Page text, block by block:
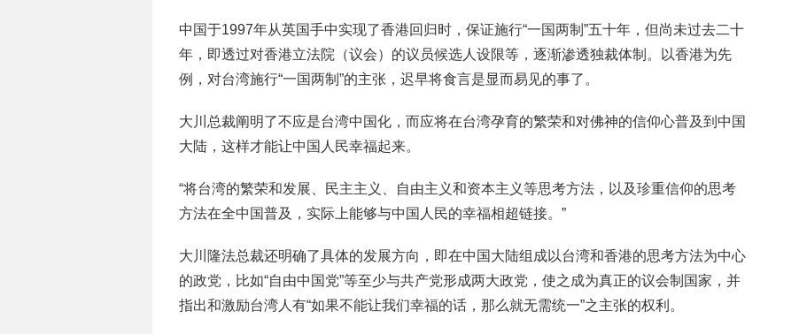
中国于1997年从英国手中实现了香港回归时，保证施行“一国两制”五十年，但尚未过去二十
年，即透过对香港立法院（议会）的议员候选人设限等，逐渐渗透独裁体制。以香港为先
例，对台湾施行“一国两制”的主张，迟早将食言是显而易见的事了。
大川总裁阐明了不应是台湾中国化，而应将在台湾孕育的繁荣和对佛神的信仰心普及到中国
大陆，这样才能让中国人民幸福起来。
“将台湾的繁荣和发展、民主主义、自由主义和资本主义等思考方法，以及珍重信仰的思考
方法在全中国普及，实际上能够与中国人民的幸福相超链接。”
大川隆法总裁还明确了具体的发展方向，即在中国大陆组成以台湾和香港的思考方法为中心
的政党，比如“自由中国党”等至少与共产党形成两大政党，使之成为真正的议会制国家，并
指出和激励台湾人有“如果不能让我们幸福的话，那么就无需统一”之主张的权利。